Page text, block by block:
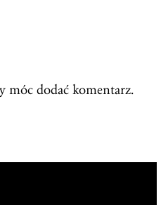
móc dodać komentarz.